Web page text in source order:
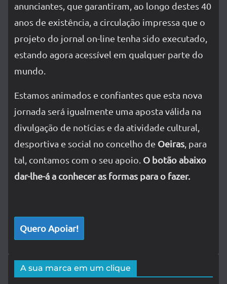
anunciantes, que garantiram, ao longo destes 40
anos de existência, a circulação impressa que o
projeto do jornal on-line tenha sido executado,
estando agora acessível em qualquer parte do
mundo.
Estamos animados e confiantes que esta nova
jornada será igualmente uma aposta válida na
divulgação de notícias e da atividade cultural,
desportiva e social no concelho de Oeiras, para
tal, contamos com o seu apoio. O botão abaixo
dar-lhe-á a conhecer as formas para o fazer.
Quero Apoiar!
A sua marca em um clique